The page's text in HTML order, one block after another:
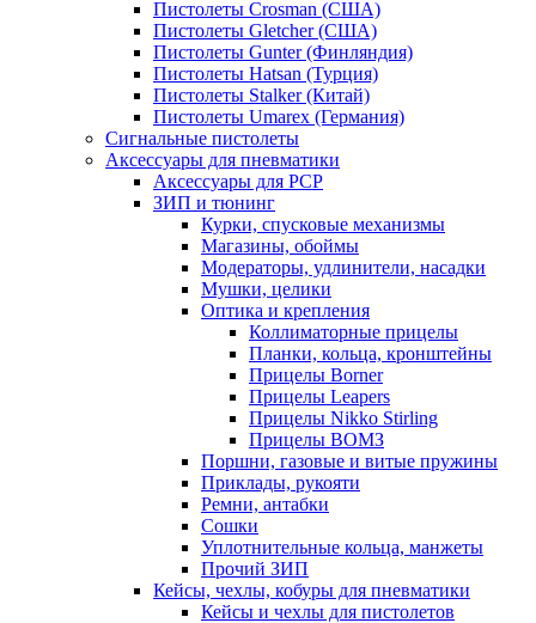
Пистолеты Crosman (США)
Пистолеты Gletcher (США)
Пистолеты Gunter (Финляндия)
Пистолеты Hatsan (Турция)
Пистолеты Stalker (Китай)
Пистолеты Umarex (Германия)
Сигнальные пистолеты
Аксессуары для пневматики
Аксессуары для PCP
ЗИП и тюнинг
Курки, спусковые механизмы
Магазины, обоймы
Модераторы, удлинители, насадки
Мушки, целики
Оптика и крепления
Коллиматорные прицелы
Планки, кольца, кронштейны
Прицелы Borner
Прицелы Leapers
Прицелы Nikko Stirling
Прицелы ВОМЗ
Поршни, газовые и витые пружины
Приклады, рукояти
Ремни, антабки
Сошки
Уплотнительные кольца, манжеты
Прочий ЗИП
Кейсы, чехлы, кобуры для пневматики
Кейсы и чехлы для пистолетов